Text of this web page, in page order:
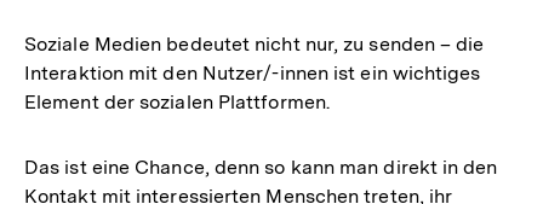
Soziale Medien bedeutet nicht nur, zu senden – die
Interaktion mit den Nutzer/-innen ist ein wichtiges
Element der sozialen Plattformen.
Das ist eine Chance, denn so kann man direkt in den
Kontakt mit interessierten Menschen treten, ihr